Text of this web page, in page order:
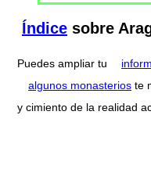
Índice sobre
Puedes ampliar tu
algunos monasterios te
y cimiento de la realidad